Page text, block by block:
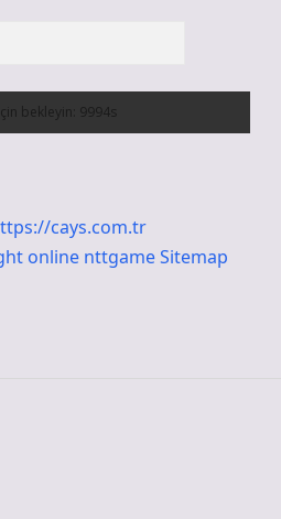
cays.com.tr
online nttgameSitemap